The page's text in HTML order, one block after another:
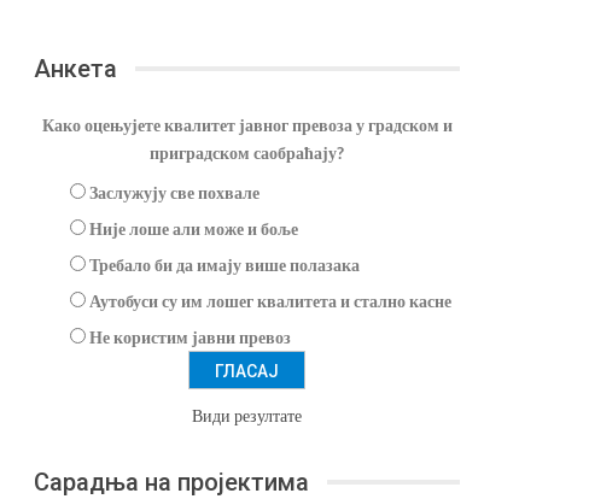
Анкета
Како оцењујете квалитет јавног превоза у градском и
приградском саобраћају?
Заслужују све похвале
Није лоше али може и боље
Требало би да имају више полазака
Аутобуси су им лошег квалитета и стално касне
Не користим јавни превоз
Види резултате
Сарадња на пројектима